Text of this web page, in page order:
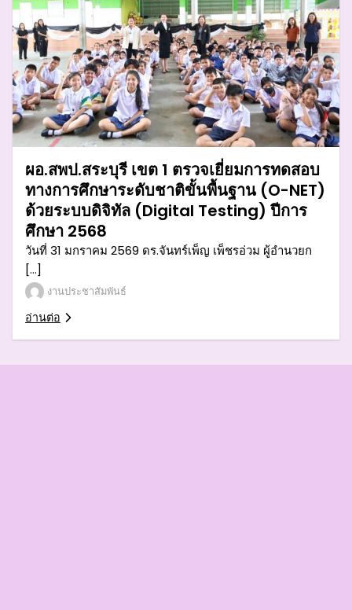
ผอ.สพป.สระบุรี เขต 1 ตรวจเยี่ยมการทดสอบ
ทางการศึกษาระดับชาติขั้นพื้นฐาน (O-NET)
ด้วยระบบดิจิทัล (Digital Testing) ปีการ
ศึกษา 2568
วันที่ 31 มกราคม 2569 ดร.จันทร์เพ็ญ เพ็ชรอ่วม ผู้อำนวยก
[…]
งานประชาสัมพันธ์
อ่านต่อ